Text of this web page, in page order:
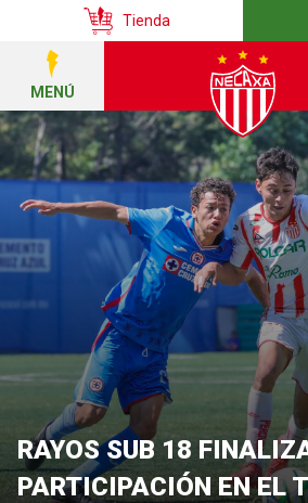
Tienda
MENÚ
RAYOS SUB 18
PARTICIPACIÓN EN EL